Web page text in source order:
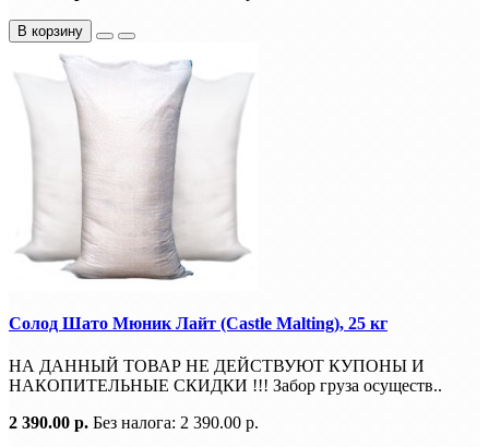
В корзину
Солод Шато Мюник Лайт (Castle Malting), 25 кг
НА ДАННЫЙ ТОВАР НЕ ДЕЙСТВУЮТ КУПОНЫ И
НАКОПИТЕЛЬНЫЕ СКИДКИ !!! Забор груза осуществ..
2 390.00 р. Без налога: 2 390.00 р.